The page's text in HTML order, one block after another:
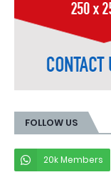
FOLLOW US
20k Members